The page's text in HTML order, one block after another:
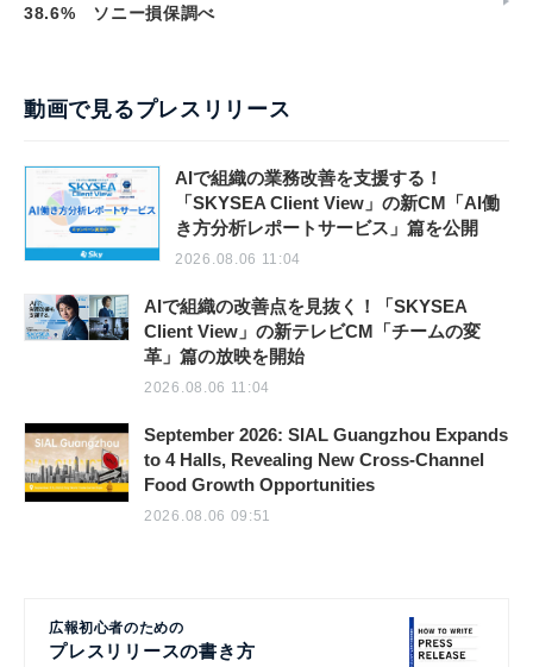
38.6% ソニー損保調べ
動画で見るプレスリリース
AIで組織の業務改善を支援する！
「SKYSEA Client View」の新CM「AI働
き方分析レポートサービス」篇を公開
2026.08.06 11:04
AIで組織の改善点を見抜く！「SKYSEA
Client View」の新テレビCM「チームの変
革」篇の放映を開始
2026.08.06 11:04
September 2026: SIAL Guangzhou Expands
to 4 Halls, Revealing New Cross-Channel
Food Growth Opportunities
2026.08.06 09:51
広報初心者のための
プレスリリースの書き方